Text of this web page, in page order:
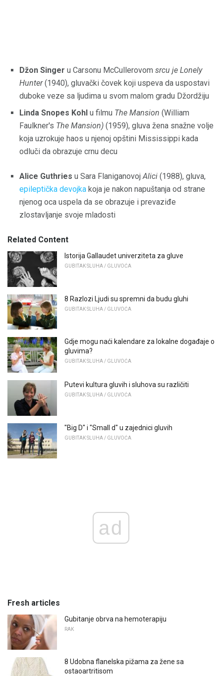
Džon Singer u Carsonu McCullerovom srcu je Lonely
Hunter(1940), gluvački čovek koji uspeva da uspostavi
duboke veze sa ljudima u svom malom gradu Džordžiju
Linda Snopes Kohl u filmu The Mansion (William
Faulkner's The Mansion) (1959), gluva žena snažne volje
koja uzrokuje haos u njenoj opštini Mississippi kada
odluči da obrazuje crnu decu
Alice Guthries u Sara FlaniganovojAlici (1988), gluva,
epileptička devojka koja je nakon napuštanja od strane
njenog oca uspela da se obrazuje i prevaziđe
zlostavljanje svoje mladosti
Related Content
Istorija Gallaudet univerziteta za gluve
GUBITAK SLUHA / GLUVOĆA
8 Razlozi Ljudi su spremni da budu gluhi
GUBITAK SLUHA / GLUVOĆA
Gdje mogu naći kalendare za lokalne događaje o
gluvima?
GUBITAK SLUHA / GLUVOĆA
Putevi kultura gluvih i sluhova su različiti
GUBITAK SLUHA / GLUVOĆA
"Big D" i "Small d" u zajednici gluvih
GUBITAK SLUHA / GLUVOĆA
ad
Fresh articles
Gubitanje obrva na hemoterapiju
RAK
8 Udobna flanelska pižama za žene sa
ostaoartritisom